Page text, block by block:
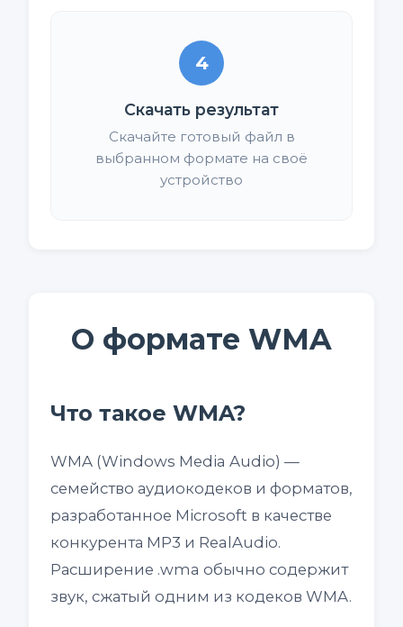
4
Скачать результат
Скачайте готовый файл в
выбранном формате на своё
устройство
О формате WMA
Что такое WMA?
WMA (Windows Media Audio) —
семейство аудиокодеков и форматов,
разработанное Microsoft в качестве
конкурента MP3 и RealAudio.
Расширение .wma обычно содержит
звук, сжатый одним из кодеков WMA.